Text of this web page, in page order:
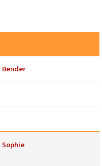
Bender
Sophie